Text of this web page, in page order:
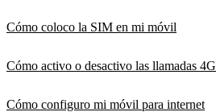
Cómo coloco la SIM en mi móvil
Cómo activo o desactivo las llamadas
Cómo configuro mi móvil para internet